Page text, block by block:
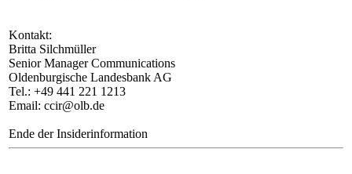
Kontakt:
Britta Silchmüller
Senior Manager Communications
Oldenburgische Landesbank AG
Tel.: +49 441 221 1213
Email: ccir@olb.de
Ende der Insiderinformation